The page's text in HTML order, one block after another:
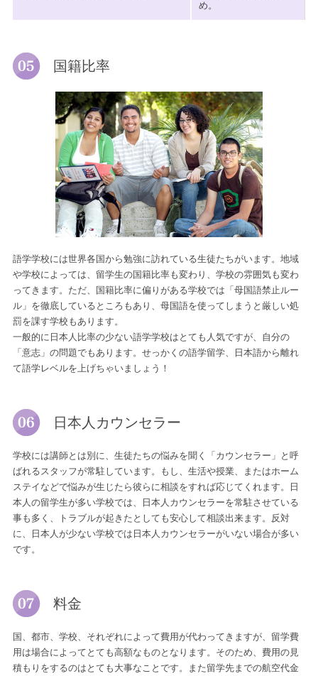
め。
国籍比率
語学学校には世界各国から勉強に訪れている生徒たちがいます。地域
や学校によっては、留学生の国籍比率も変わり、学校の雰囲気も変わ
ってきます。ただ、国籍比率に偏りがある学校では「母国語禁止ルー
ル」を徹底しているところもあり、母国語を使ってしまうと厳しい処
罰を課す学校もあります。
一般的に日本人比率の少ない語学学校はとても人気ですが、自分の
「意志」の問題でもあります。せっかくの語学留学、日本語から離れ
て語学レベルを上げちゃいましょう！
日本人カウンセラー
学校には講師とは別に、生徒たちの悩みを聞く「カウンセラー」と呼
ばれるスタッフが常駐しています。もし、生活や授業、またはホーム
ステイなどで悩みが生じたら彼らに相談をすれば応じてくれます。日
本人の留学生が多い学校では、日本人カウンセラーを常駐させている
事も多く、トラブルが起きたとしても安心して相談出来ます。反対
に、日本人が少ない学校では日本人カウンセラーがいない場合が多い
です。
料金
国、都市、学校、それぞれによって費用が代わってきますが、留学費
用は場合によってとても高額なものとなります。そのため、費用の見
積もりをするのはとても大事なことです。また留学先までの航空代金